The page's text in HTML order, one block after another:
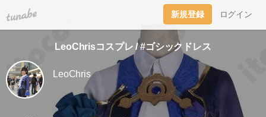
tuna.be 新規登録 ログイン
LeoChrisコスプレ / #ゴシックドレス
LeoChris